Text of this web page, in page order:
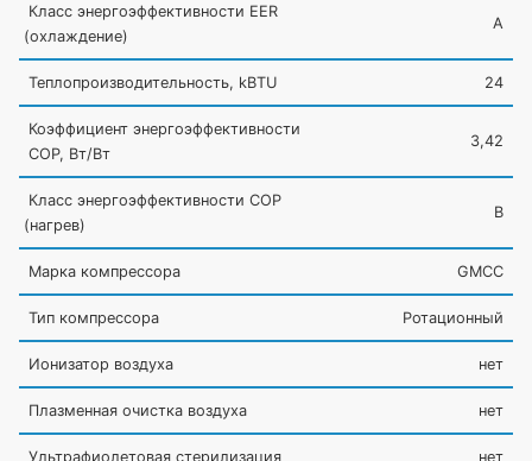
Класс энергоэффективности EER
(охлаждение)
A
Теплопроизводительность, kBTU 24
Коэффициент энергоэффективности
COP, Вт/Вт
3,42
Класс энергоэффективности COP
(нагрев)
B
Марка компрессора GMCC
Тип компрессора Ротационный
Ионизатор воздуха нет
Плазменная очистка воздуха нет
Ультрафиолетовая стерилизация нет